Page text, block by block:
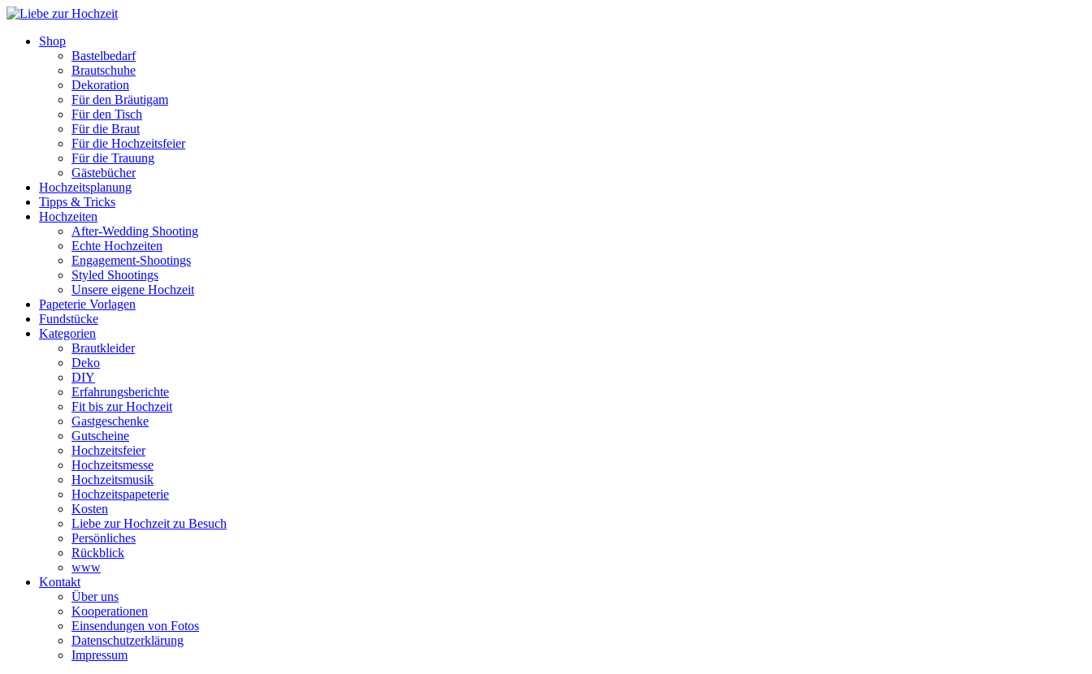
Shop
Bastelbedarf
Brautschuhe
Dekoration
Für den Bräutigam
Für den Tisch
Für die Braut
Für die Hochzeitsfeier
Für die Trauung
Gästebücher
Hochzeitsplanung
Tipps & Tricks
Hochzeiten
After-Wedding Shooting
Echte Hochzeiten
Engagement-Shootings
Styled Shootings
Unsere eigene Hochzeit
Papeterie Vorlagen
Fundstücke
Kategorien
Brautkleider
Deko
DIY
Erfahrungsberichte
Fit bis zur Hochzeit
Gastgeschenke
Gutscheine
Hochzeitsfeier
Hochzeitsmesse
Hochzeitsmusik
Hochzeitspapeterie
Kosten
Liebe zur Hochzeit zu Besuch
Persönliches
Rückblick
www
Kontakt
Über uns
Kooperationen
Einsendungen von Fotos
Datenschutzerklärung
Impressum